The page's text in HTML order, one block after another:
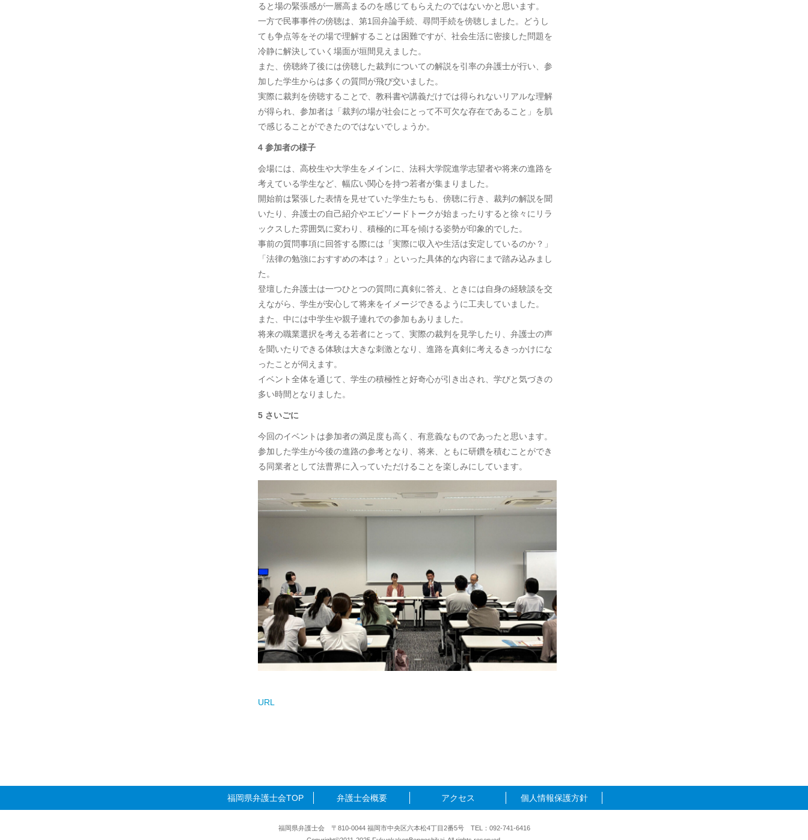
ると場の緊張感が一層高まるのを感じてもらえたのではないかと思います。
一方で民事事件の傍聴は、第1回弁論手続、尋問手続を傍聴しました。どうし
ても争点等をその場で理解することは困難ですが、社会生活に密接した問題を
冷静に解決していく場面が垣間見えました。
また、傍聴終了後には傍聴した裁判についての解説を引率の弁護士が行い、参
加した学生からは多くの質問が飛び交いました。
実際に裁判を傍聴することで、教科書や講義だけでは得られないリアルな理解
が得られ、参加者は「裁判の場が社会にとって不可欠な存在であること」を肌
で感じることができたのではないでしょうか。
4 参加者の様子
会場には、高校生や大学生をメインに、法科大学院進学志望者や将来の進路を
考えている学生など、幅広い関心を持つ若者が集まりました。
開始前は緊張した表情を見せていた学生たちも、傍聴に行き、裁判の解説を聞
いたり、弁護士の自己紹介やエピソードトークが始まったりすると徐々にリラ
ックスした雰囲気に変わり、積極的に耳を傾ける姿勢が印象的でした。
事前の質問事項に回答する際には「実際に収入や生活は安定しているのか？」
「法律の勉強におすすめの本は？」といった具体的な内容にまで踏み込みまし
た。
登壇した弁護士は一つひとつの質問に真剣に答え、ときには自身の経験談を交
えながら、学生が安心して将来をイメージできるように工夫していました。
また、中には中学生や親子連れでの参加もありました。
将来の職業選択を考える若者にとって、実際の裁判を見学したり、弁護士の声
を聞いたりできる体験は大きな刺激となり、進路を真剣に考えるきっかけにな
ったことが伺えます。
イベント全体を通じて、学生の積極性と好奇心が引き出され、学びと気づきの
多い時間となりました。
5 さいごに
今回のイベントは参加者の満足度も高く、有意義なものであったと思います。
参加した学生が今後の進路の参考となり、将来、ともに研鑽を積むことができ
る同業者として法曹界に入っていただけることを楽しみにしています。
URL
2020年8月
福岡県弁護士会TOP 弁護士会概要 アクセス 個人情報保護方針
福岡県弁護士会 〒810-0044 福岡市中央区六本松4丁目2番5号 TEL：092-741-6416